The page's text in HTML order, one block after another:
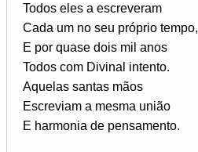
Todos eles a escreveram
Cada um no seu próprio tempo,
E por quase dois mil anos
Todos com Divinal intento.
Aquelas santas mãos
Escreviam a mesma união
E harmonia de pensamento.